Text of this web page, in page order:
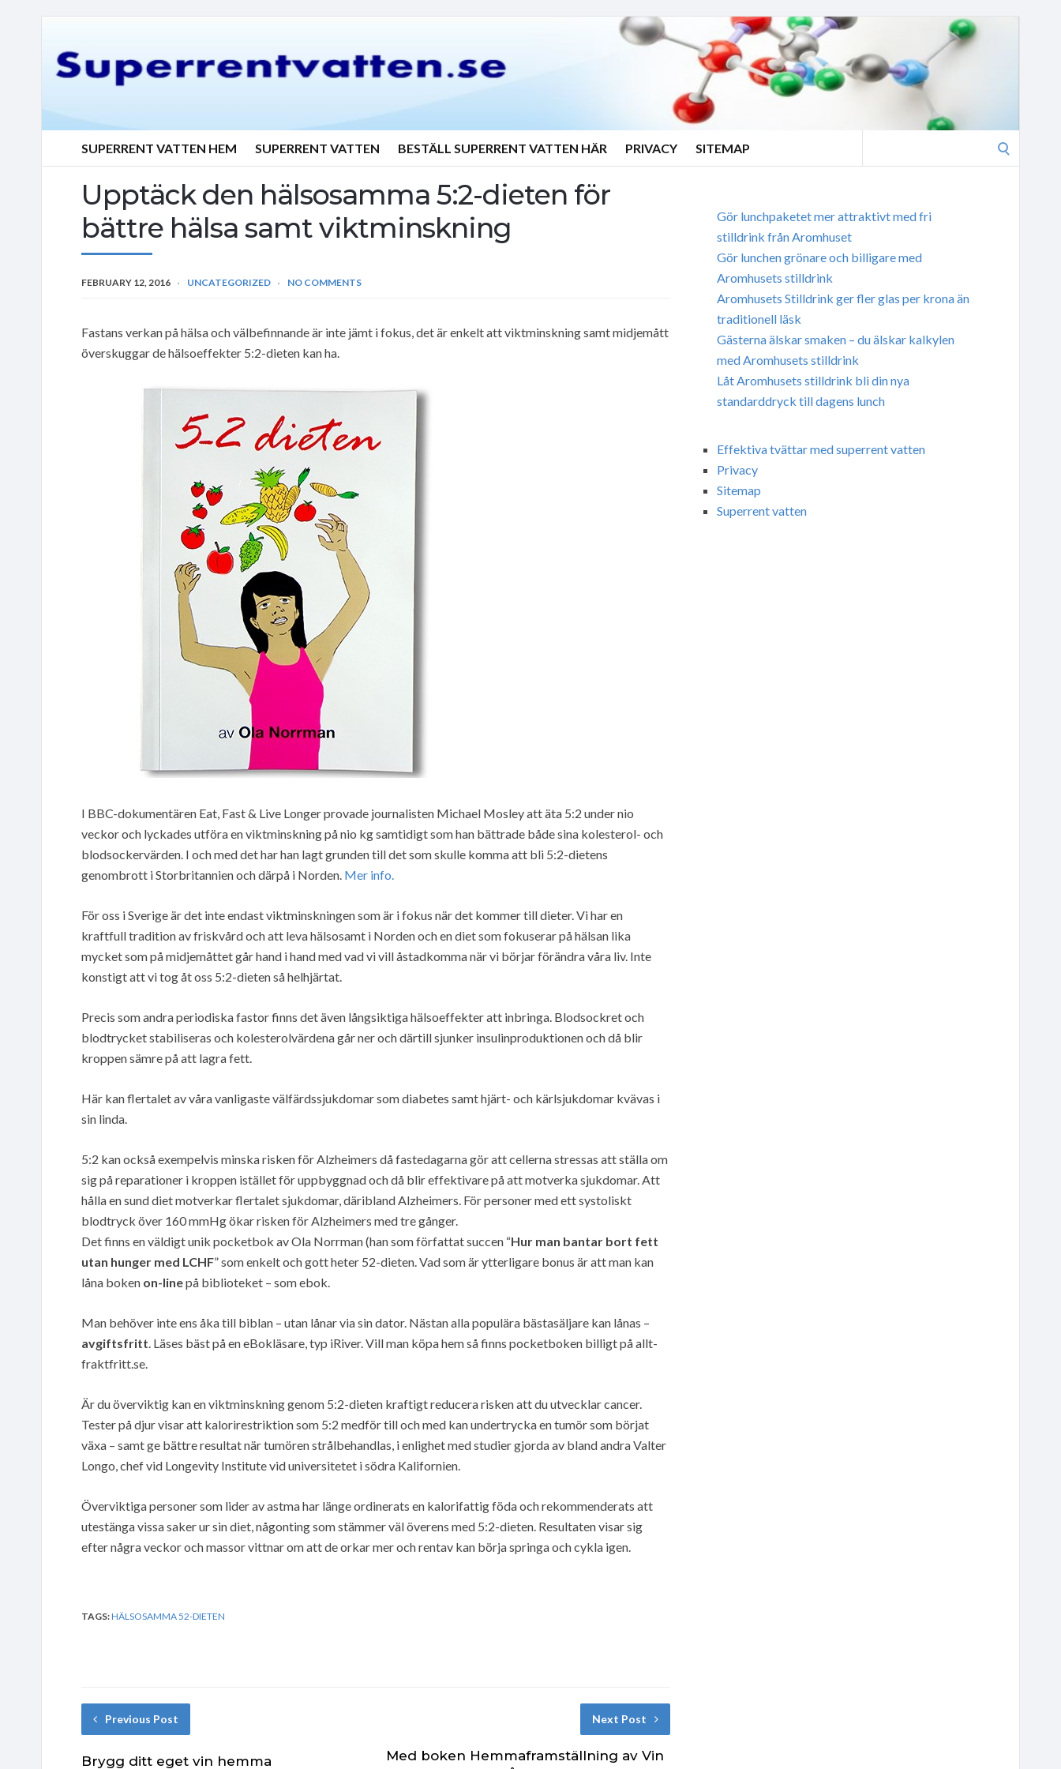
SUPERRENT VATTEN HEM SUPERRENT VATTEN BESTÄLL SUPERRENT VATTEN HÄR PRIVACY SITEMAP
Upptäck den hälsosamma 5:2-dieten för
bättre hälsa samt viktminskning
FEBRUARY 12, 2016 UNCATEGORIZED NO COMMENTS
Fastans verkan på hälsa och välbefinnande är inte jämt i fokus, det är enkelt att viktminskning samt midjemått
överskuggar de hälsoeffekter 5:2-dieten kan ha.
I BBC-dokumentären Eat, Fast & Live Longer provade journalisten Michael Mosley att äta 5:2 under nio
veckor och lyckades utföra en viktminskning på nio kg samtidigt som han bättrade både sina kolesterol- och
blodsockervärden. I och med det har han lagt grunden till det som skulle komma att bli 5:2-dietens
genombrott i Storbritannien och därpå i Norden. Mer info.
För oss i Sverige är det inte endast viktminskningen som är i fokus när det kommer till dieter. Vi har en
kraftfull tradition av friskvård och att leva hälsosamt i Norden och en diet som fokuserar på hälsan lika
mycket som på midjemåttet går hand i hand med vad vi vill åstadkomma när vi börjar förändra våra liv. Inte
konstigt att vi tog åt oss 5:2-dieten så helhjärtat.
Precis som andra periodiska fastor finns det även långsiktiga hälsoeffekter att inbringa. Blodsockret och
blodtrycket stabiliseras och kolesterolvärdena går ner och därtill sjunker insulinproduktionen och då blir
kroppen sämre på att lagra fett.
Här kan flertalet av våra vanligaste välfärdssjukdomar som diabetes samt hjärt- och kärlsjukdomar kvävas i
sin linda.
5:2 kan också exempelvis minska risken för Alzheimers då fastedagarna gör att cellerna stressas att ställa om
sig på reparationer i kroppen istället för uppbyggnad och då blir effektivare på att motverka sjukdomar. Att
hålla en sund diet motverkar flertalet sjukdomar, däribland Alzheimers. För personer med ett systoliskt
blodtryck över 160 mmHg ökar risken för Alzheimers med tre gånger.
Det finns en väldigt unik pocketbok av Ola Norrman (han som författat succen “Hur man bantar bort fett
utan hunger med LCHF” som enkelt och gott heter 52-dieten. Vad som är ytterligare bonus är att man kan
låna boken on-linepå biblioteket – som ebok.
Man behöver inte ens åka till biblan – utan lånar via sin dator. Nästan alla populära bästasäljare kan lånas –
avgiftsfritt. Läses bäst på en eBokläsare, typ iRiver. Vill man köpa hem så finns pocketboken billigt på allt-
fraktfritt.se.
Är du överviktig kan en viktminskning genom 5:2-dieten kraftigt reducera risken att du utvecklar cancer.
Tester på djur visar att kalorirestriktion som 5:2 medför till och med kan undertrycka en tumör som börjat
växa – samt ge bättre resultat när tumören strålbehandlas, i enlighet med studier gjorda av bland andra Valter
Longo, chef vid Longevity Institute vid universitetet i södra Kalifornien.
Överviktiga personer som lider av astma har länge ordinerats en kalorifattig föda och rekommenderats att
utestänga vissa saker ur sin diet, någonting som stämmer väl överens med 5:2-dieten. Resultaten visar sig
efter några veckor och massor vittnar om att de orkar mer och rentav kan börja springa och cykla igen.
TAGS:HÄLSOSAMMA 52-DIETEN
Previous Post
Brygg ditt eget vin hemma
Next Post
Med boken Hemmaframställning av Vin
Gör lunchpaketet mer attraktivt med fri
stilldrink från Aromhuset
Gör lunchen grönare och billigare med
Aromhusets stilldrink
Aromhusets Stilldrink ger fler glas per krona än
traditionell läsk
Gästerna älskar smaken – du älskar kalkylen
med Aromhusets stilldrink
Låt Aromhusets stilldrink bli din nya
standarddryck till dagens lunch
Effektiva tvättar med superrent vatten
Privacy
Sitemap
Superrent vatten